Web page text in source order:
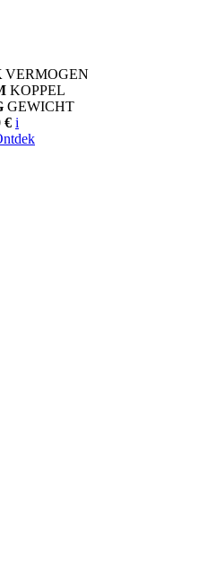
VERMOGEN
KOPPEL
GEWICHT
€ i